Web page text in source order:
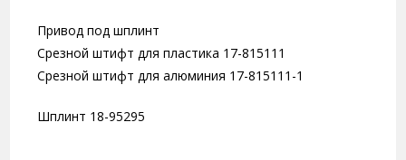
Привод под шплинт
Срезной штифт для пластика 17-815111
Срезной штифт для алюминия 17-815111-1
Шплинт 18-95295